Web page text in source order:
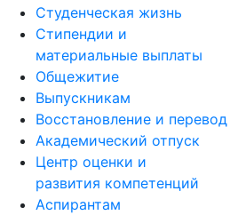
Студенческая жизнь
Стипендии и
материальные выплаты
Общежитие
Выпускникам
Восстановление и перевод
Академический отпуск
Центр оценки и
развития компетенций
Аспирантам